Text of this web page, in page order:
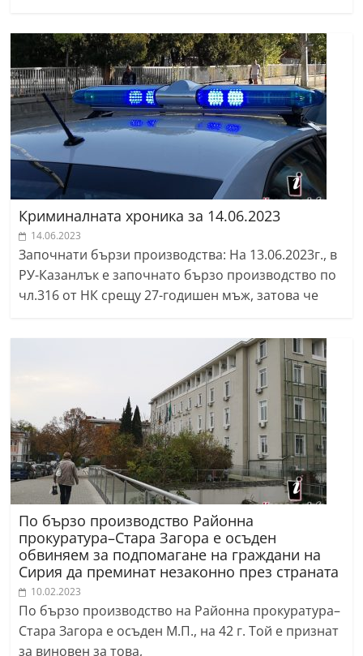
Криминалната хроника за 14.06.2023
14.06.2023
Започнати бързи производства: На 13.06.2023г., в
РУ-Казанлък е започнато бързо производство по
чл.316 от НК срещу 27-годишен мъж, затова че
По бързо производство Районна
прокуратура–Стара Загора е осъден
обвиняем за подпомагане на граждани на
Сирия да преминат незаконно през страната
10.02.2023
По бързо производство на Районна прокуратура–
Стара Загора е осъден М.П., на 42 г. Той е признат
за виновен за това,